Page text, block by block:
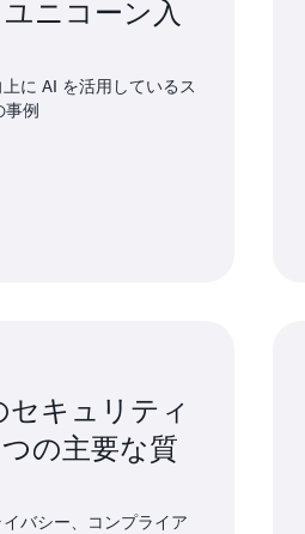
ニコーン入
に AI を活用しているス
事例
セキュリティ
の主要な質
バシー、コンプライア